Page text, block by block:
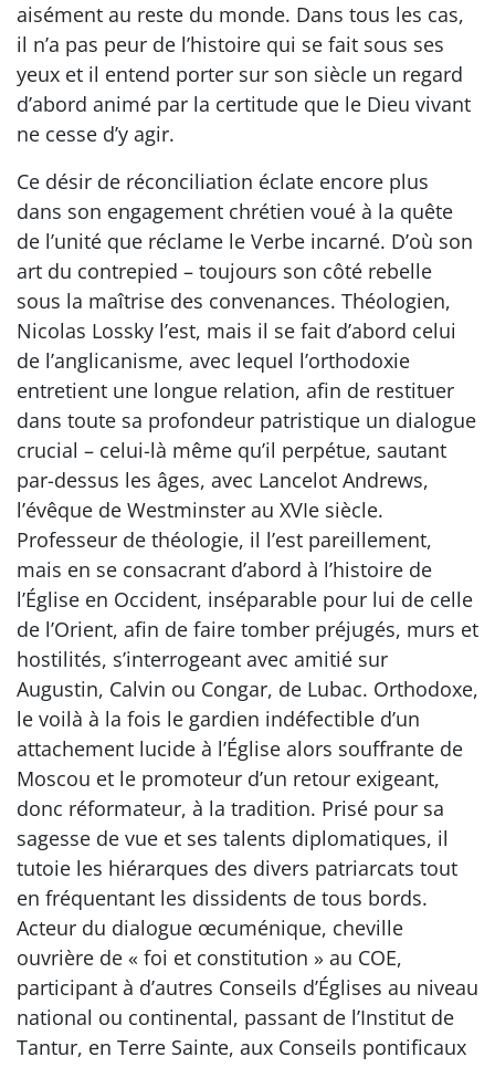
aisément au reste du monde. Dans tous les cas,
il n’a pas peur de l’histoire qui se fait sous ses
yeux et il entend porter sur son siècle un regard
d’abord animé par la certitude que le Dieu vivant
ne cesse d’y agir.
Ce désir de réconciliation éclate encore plus
dans son engagement chrétien voué à la quête
de l’unité que réclame le Verbe incarné. D’où son
art du contrepied – toujours son côté rebelle
sous la maîtrise des convenances. Théologien,
Nicolas Lossky l’est, mais il se fait d’abord celui
de l’anglicanisme, avec lequel l’orthodoxie
entretient une longue relation, afin de restituer
dans toute sa profondeur patristique un dialogue
crucial – celui-là même qu’il perpétue, sautant
par-dessus les âges, avec Lancelot Andrews,
l’évêque de Westminster au XVIe siècle.
Professeur de théologie, il l’est pareillement,
mais en se consacrant d’abord à l’histoire de
l’Église en Occident, inséparable pour lui de celle
de l’Orient, afin de faire tomber préjugés, murs et
hostilités, s’interrogeant avec amitié sur
Augustin, Calvin ou Congar, de Lubac. Orthodoxe,
le voilà à la fois le gardien indéfectible d’un
attachement lucide à l’Église alors souffrante de
Moscou et le promoteur d’un retour exigeant,
donc réformateur, à la tradition. Prisé pour sa
sagesse de vue et ses talents diplomatiques, il
tutoie les hiérarques des divers patriarcats tout
en fréquentant les dissidents de tous bords.
Acteur du dialogue œcuménique, cheville
ouvrière de « foi et constitution » au COE,
participant à d’autres Conseils d’Églises au niveau
national ou continental, passant de l’Institut de
Tantur, en Terre Sainte, aux Conseils pontificaux